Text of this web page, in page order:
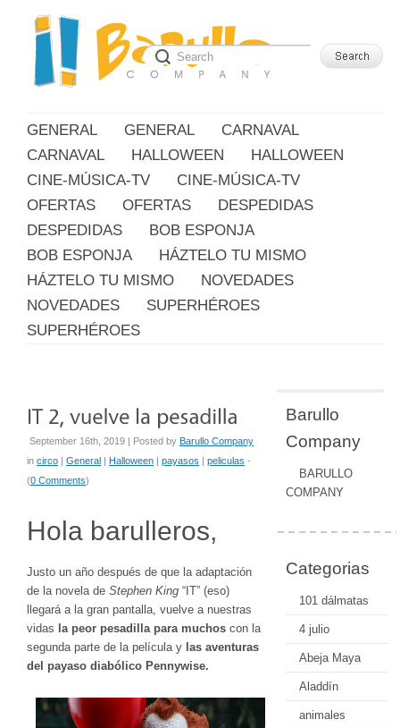
GENERAL GENERAL
CARNAVAL
CARNAVAL
HALLOWEEN
HALLOWEEN
CINE-MÚSICA-TV
CINE-MÚSICA-TV
OFERTAS
OFERTAS
DESPEDIDAS
DESPEDIDAS
BOB ESPONJA
BOB ESPONJA
HÁZTELO TU MISMO
HÁZTELO TU MISMO
NOVEDADES
NOVEDADES
SUPERHÉROES
SUPERHÉROES
September 16th, 2019 | Posted by Barullo Company
in circo | General | Halloween | payasos | peliculas -
(0 Comments)
Hola barulleros,
Justo un año después de que la adaptación
de la novela de Stephen King “IT” (eso)
llegará a la gran pantalla, vuelve a nuestras
vidas la peor pesadilla para muchos con la
segunda parte de la película y las aventuras
del payaso diabólico Pennywise.
Barullo
Company
BARULLO
COMPANY
Categorias
101 dálmatas
4 julio
Abeja Maya
Aladdín
animales